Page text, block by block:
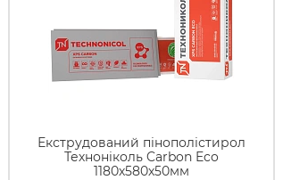
Екструдований пінополістирол
Техноніколь Carbon Eco
1180х580х50мм